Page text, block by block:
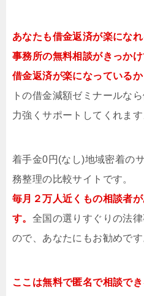
あなたも借金返済が楽にな
事務所の無料相談がきっか
借金返済が楽になっているか
トの借金減額ゼミナールな
力強くサポートしてくれます
着手金0円(なし)地域密着の
務整理の比較サイトです。
毎月２万人近くもの相談者
す。 全国の選りすぐりの法
ので、あなたにもお勧めです
ここは無料で匿名で相談で